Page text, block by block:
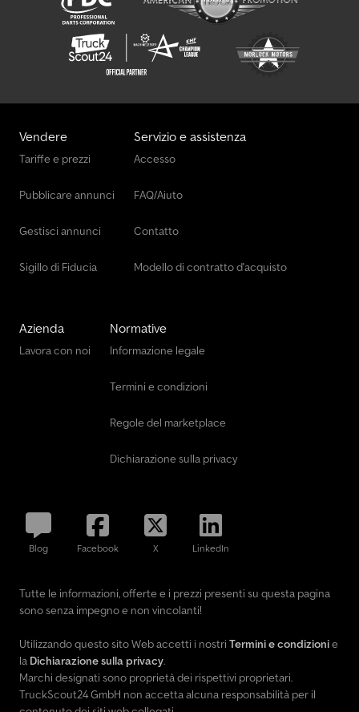
Vendere
Tariffe e prezzi
Pubblicare annunci
Gestisci annunci
Sigillo di Fiducia
Servizio e assistenza
Accesso
FAQ/Aiuto
Contatto
Modello di contratto d'acquisto
Azienda
Lavora con noi
Normative
Informazione legale
Termini e condizioni
Regole del marketplace
Dichiarazione sulla privacy
Blog Facebook X LinkedIn
Tutte le informazioni, offerte e i prezzi presenti su questa pagina
sono senza impegno e non vincolanti!
Utilizzando questo sito Web accetti i nostri Termini e condizionie
la Dichiarazione sulla privacy.
Marchi designati sono proprietà dei rispettivi proprietari.
TruckScout24 GmbH non accetta alcuna responsabilità per il